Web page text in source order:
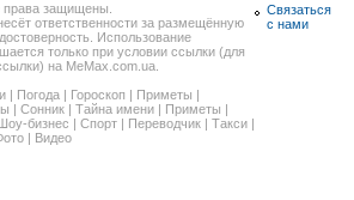
права защищены.
ответственности за размещённую
Использование
только при условии ссылки (для
на MeMax.com.ua.
Погода Гороскоп Приметы
Сонник Тайна имени Приметы
Шоу-бизнес Спорт Переводчик Такси
Видео
Связаться
с нами